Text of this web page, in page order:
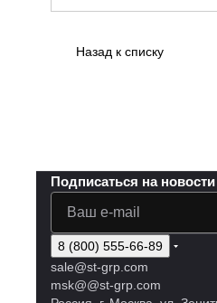
Назад к списку
Подписаться на
8 (800) 555-66-89
sale@st-grp.com
msk@@st-grp.com